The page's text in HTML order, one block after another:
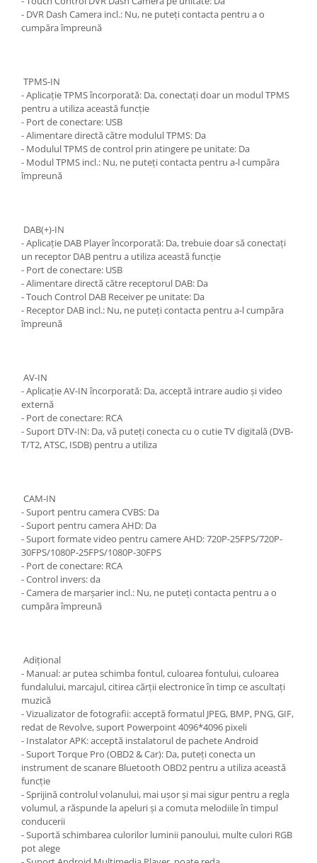
- DVR Dash Camera incl.: Nu, ne puteți contacta pentru a o
cumpăra împreună
TPMS-IN
- Aplicație TPMS încorporată: Da, conectați doar un modul TPMS
pentru a utiliza această funcție
- Port de conectare: USB
- Alimentare directă către modulul TPMS: Da
- Modulul TPMS de control prin atingere pe unitate: Da
- Modul TPMS incl.: Nu, ne puteți contacta pentru a-l cumpăra
împreună
DAB(+)-IN
- Aplicație DAB Player încorporată: Da, trebuie doar să conectați
un receptor DAB pentru a utiliza această funcție
- Port de conectare: USB
- Alimentare directă către receptorul DAB: Da
- Touch Control DAB Receiver pe unitate: Da
- Receptor DAB incl.: Nu, ne puteți contacta pentru a-l cumpăra
împreună
AV-IN
- Aplicație AV-IN încorporată: Da, acceptă intrare audio și video
externă
- Port de conectare: RCA
- Suport DTV-IN: Da, vă puteți conecta cu o cutie TV digitală (DVB-
T/T2, ATSC, ISDB) pentru a utiliza
CAM-IN
- Suport pentru camera CVBS: Da
- Suport pentru camera AHD: Da
- Suport formate video pentru camere AHD: 720P-25FPS/720P-
30FPS/1080P-25FPS/1080P-30FPS
- Port de conectare: RCA
- Control invers: da
- Camera de marșarier incl.: Nu, ne puteți contacta pentru a o
cumpăra împreună
Adiţional
- Manual: ar putea schimba fontul, culoarea fontului, culoarea
fundalului, marcajul, citirea cărții electronice în timp ce ascultați
muzică
- Vizualizator de fotografii: acceptă formatul JPEG, BMP, PNG, GIF,
redat de Revolve, suport Powerpoint 4096*4096 pixeli
- Instalator APK: acceptă instalatorul de pachete Android
- Suport Torque Pro (OBD2 & Car): Da, puteți conecta un
instrument de scanare Bluetooth OBD2 pentru a utiliza această
funcție
- Sprijină controlul volanului, mai ușor și mai sigur pentru a regla
volumul, a răspunde la apeluri și a comuta melodiile în timpul
conducerii
- Suportă schimbarea culorilor luminii panoului, multe culori RGB
pot alege